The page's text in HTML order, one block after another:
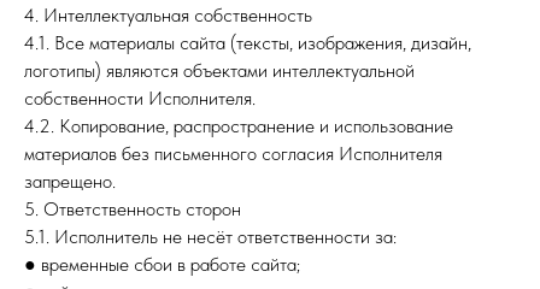
4. Интеллектуальная собственность
4.1. Все материалы сайта (тексты, изображения, дизайн,
логотипы) являются объектами интеллектуальной
собственности Исполнителя.
4.2. Копирование, распространение и использование
материалов без письменного согласия Исполнителя
запрещено.
5. Ответственность сторон
5.1. Исполнитель не несёт ответственности за:
● временные сбои в работе сайта;